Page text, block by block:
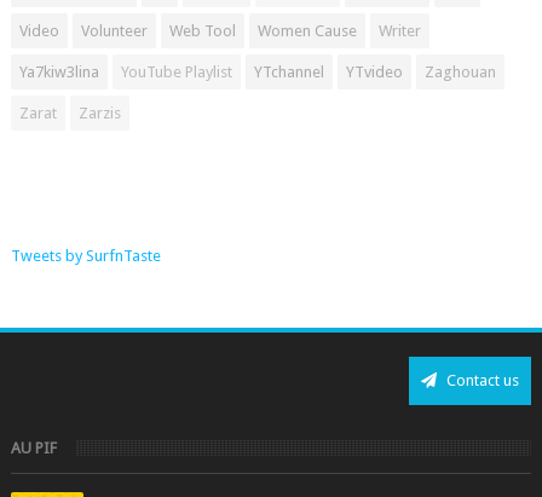
Video Volunteer Web Tool Women Cause Writer
Ya7kiw3lina YouTube Playlist YTchannel YTvideo Zaghouan
Zarat Zarzis
Tweets by SurfnTaste
Contact us
AU PIF